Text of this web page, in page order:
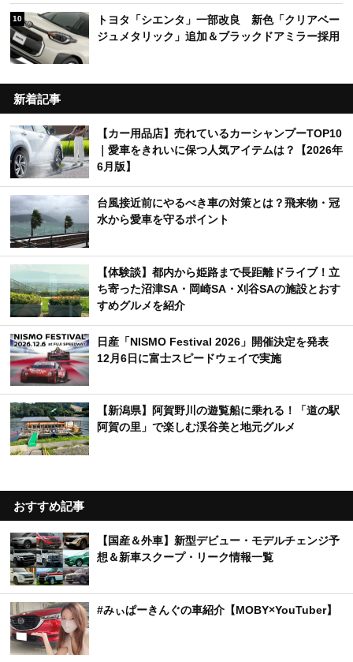
10
トヨタ「シエンタ」一部改良 新色「クリアベー
ジュメタリック」追加＆ブラックドアミラー採用
新着記事
【カー用品店】売れているカーシャンプーTOP10
｜愛車をきれいに保つ人気アイテムは？【2026年
6月版】
台風接近前にやるべき車の対策とは？飛来物・冠
水から愛車を守るポイント
【体験談】都内から姫路まで長距離ドライブ！立
ち寄った沼津SA・岡崎SA・刈谷SAの施設とおす
すめグルメを紹介
日産「NISMO Festival 2026」開催決定を発表
12月6日に富士スピードウェイで実施
【新潟県】阿賀野川の遊覧船に乗れる！「道の駅
阿賀の里」で楽しむ渓谷美と地元グルメ
おすすめ記事
【国産＆外車】新型デビュー・モデルチェンジ予
想＆新車スクープ・リーク情報一覧
#みぃぱーきんぐの車紹介【MOBY×YouTuber】